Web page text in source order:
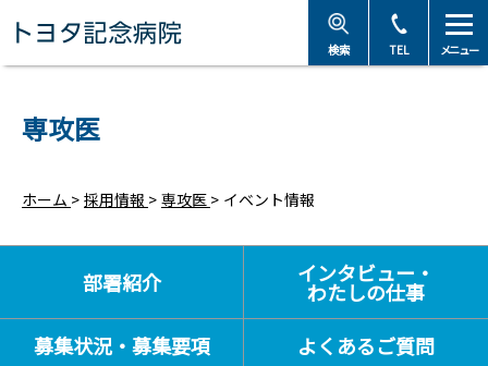
メニュー
TEL
検索
専攻医
ホーム > 採用情報 > 専攻医 > イベント情報
部署紹介 インタビュー・
わたしの仕事
募集状況・募集要項
よくあるご質問